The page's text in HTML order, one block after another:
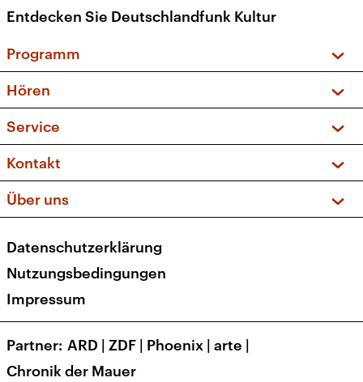
Entdecken Sie Deutschlandfunk Kultur
Programm
Sendungen und Podcasts
Musikliste
Kakadu – Das Kinderprogramm
Hören
Frequenzen (UKW + DAB+)
Service
FAQ
Apps
Newsletter
Veranstaltungen
Kontakt
Social Media
Über uns
Presse
Karriere
Transparenz
Datenschutzerklärung
Nutzungsbedingungen
Impressum
Partner ARD | ZDF | Phoenix | arte |
Chronik der Mauer